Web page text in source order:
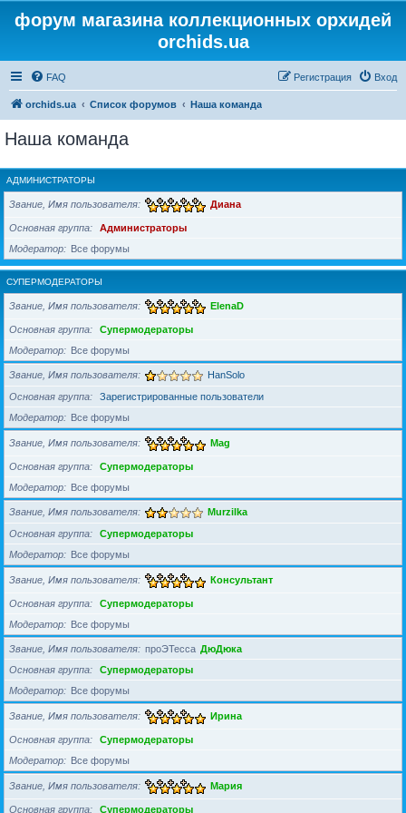
форум магазина коллекционных орхидей
orchids.ua
FAQ Вход
Регистрация
orchids.ua Список форумов Наша команда
Наша команда
АДМИНИСТРАТОРЫ
Звание, Имя пользователя Диана
Основная группа
Администраторы
Модератор
Все форумы
СУПЕРМОДЕРАТОРЫ
Звание, Имя пользователя ElenaD
Основная группа
Супермодераторы
Модератор
Все форумы
Звание, Имя пользователя HanSolo
Основная группа
Зарегистрированные пользователи
Модератор
Все форумы
Звание, Имя пользователя Mag
Основная группа
Супермодераторы
Модератор
Все форумы
Звание, Имя пользователя Murzilka
Основная группа
Супермодераторы
Модератор
Все форумы
Звание, Имя пользователя Консультант
Основная группа
Супермодераторы
Модератор
Все форумы
Звание, Имя пользователя проЭТесса ДюДюка
Основная группа
Супермодераторы
Модератор
Все форумы
Звание, Имя пользователя Ирина
Основная группа
Супермодераторы
Модератор
Все форумы
Звание, Имя пользователя Мария
Основная группа Супермодераторы